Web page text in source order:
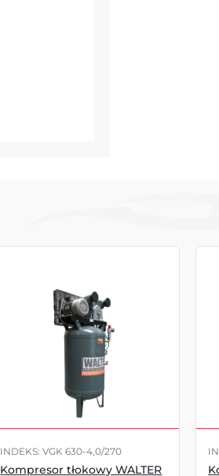
INDEKS: VGK 630-4,0/270
Kompresor tłokowy WALTER